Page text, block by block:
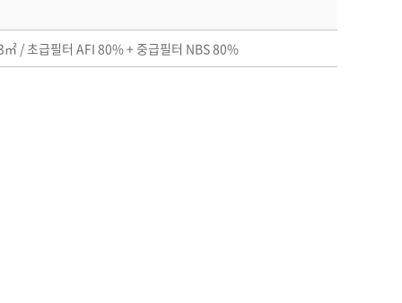
/ 초급필터 AFI 80% + 중급필터 NBS 80%